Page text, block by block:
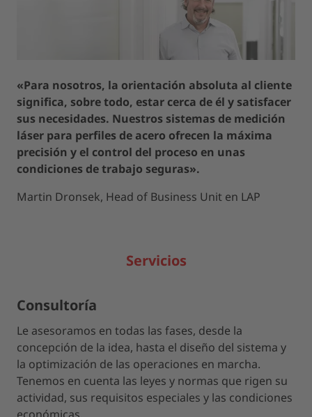
«Para nosotros, la orientación absoluta al cliente
significa, sobre todo, estar cerca de él y satisfacer
sus necesidades. Nuestros sistemas de medición
láser para perfiles de acero ofrecen la máxima
precisión y el control del proceso en unas
condiciones de trabajo seguras».
Martin Dronsek, Head of Business Unit en LAP
Servicios
Consultoría
Le asesoramos en todas las fases, desde la
concepción de la idea, hasta el diseño del sistema y
la optimización de las operaciones en marcha.
Tenemos en cuenta las leyes y normas que rigen su
actividad, sus requisitos especiales y las condiciones